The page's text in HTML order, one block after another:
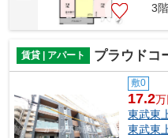
3
賃貸 | アパート プラウドコ
敷0
17.2万
東武東
東武東